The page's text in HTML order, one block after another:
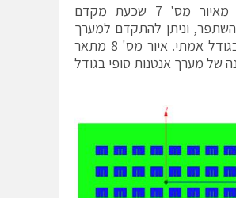
המסקנה מאיור מס' 7 שכעת מקדם
וניתן להתקדם למערך
אנטנות בגודל אמתי. איור מס' 8 מתאר
של מערך אנטנות סופי בגודל